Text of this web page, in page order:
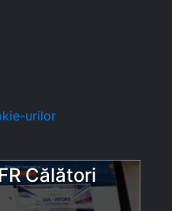
urilor
Călători